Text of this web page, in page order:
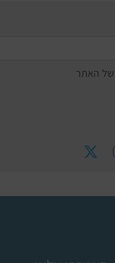
של האתר